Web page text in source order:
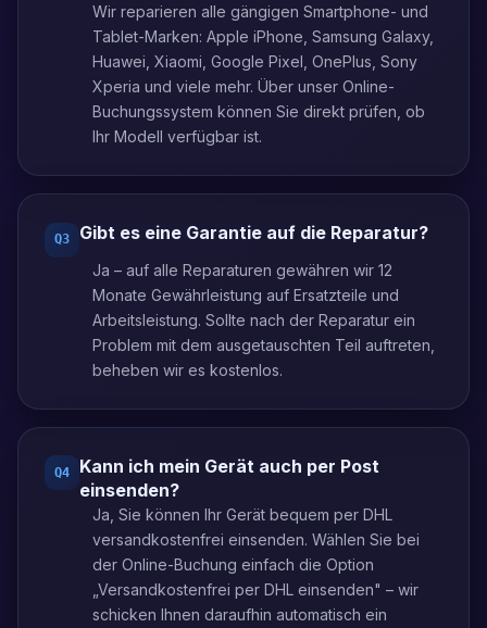
Wir reparieren alle gängigen Smartphone- und
Tablet-Marken: Apple iPhone, Samsung Galaxy,
Huawei, Xiaomi, Google Pixel, OnePlus, Sony
Xperia und viele mehr. Über unser Online-
Buchungssystem können Sie direkt prüfen, ob
Ihr Modell verfügbar ist.
Q3 Gibt es eine Garantie auf die Reparatur?
Ja – auf alle Reparaturen gewähren wir 12
Monate Gewährleistung auf Ersatzteile und
Arbeitsleistung. Sollte nach der Reparatur ein
Problem mit dem ausgetauschten Teil auftreten,
beheben wir es kostenlos.
Q4
Kann ich mein Gerät auch per Post
einsenden?
Ja, Sie können Ihr Gerät bequem per DHL
versandkostenfrei einsenden. Wählen Sie bei
der Online-Buchung einfach die Option
„Versandkostenfrei per DHL einsenden" – wir
schicken Ihnen daraufhin automatisch ein